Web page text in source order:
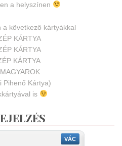
a helyszínen
a következő kártyákkal
KÁRTYA
KÁRTYA
KÁRTYA
Pihenő Kártya)
is